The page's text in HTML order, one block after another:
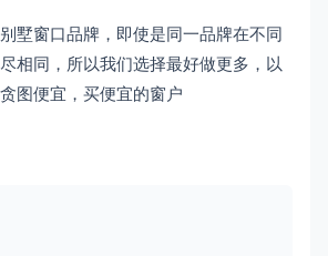
墅窗口品牌，即使是同一品牌在不同
相同，所以我们选择最好做更多，以
图便宜，买便宜的窗户